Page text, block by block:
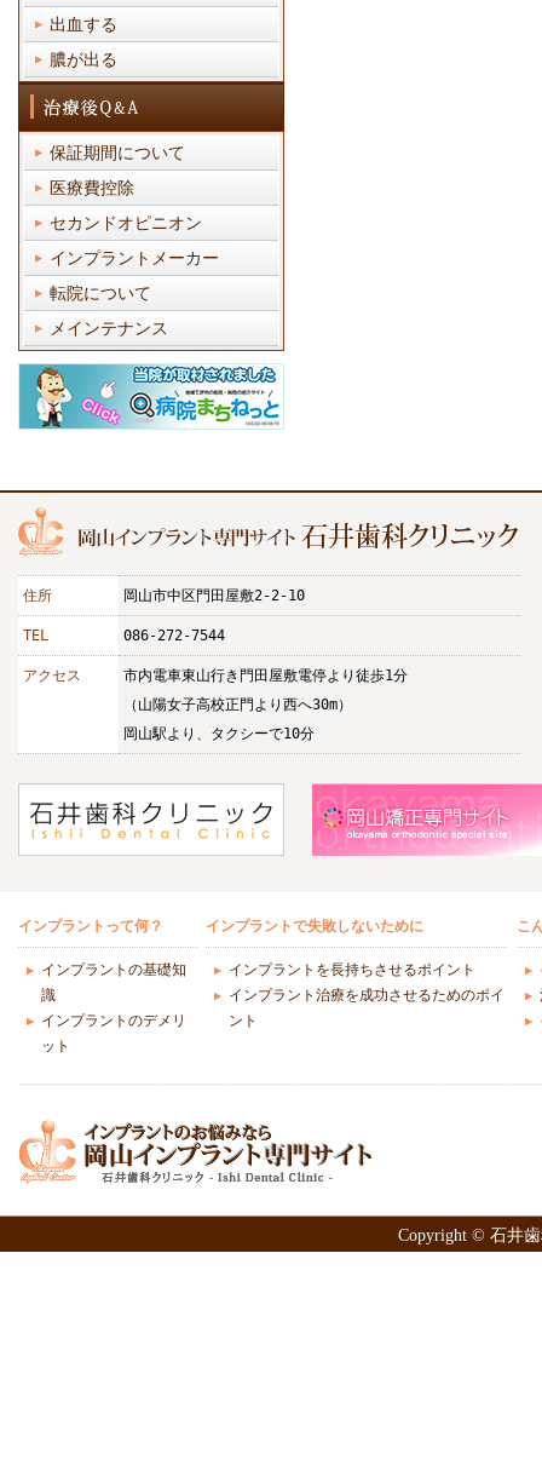
出血する
膿が出る
保証期間について
医療費控除
セカンドオピニオン
インプラントメーカー
転院について
メインテナンス
住所 岡山市中区門田屋敷2-2-10
TEL 086-272-7544
アクセス
市内電車東山行き門田屋敷電停より徒歩1分
（山陽女子高校正門より西へ30m）
岡山駅より、タクシーで10分
インプラントって何？
インプラントの基礎知
識
インプラントのデメリ
ット
インプラントで失敗しないために
インプラントを長持ちさせるポイント
インプラント治療を成功させるためのポイ
ント
こ
Copyright © 石井